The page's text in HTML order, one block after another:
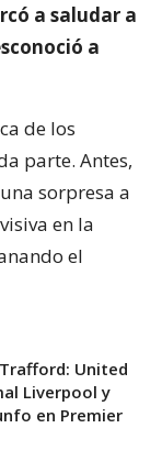
a saludar a
a
de los
parte. Antes,
sorpresa a
en la
el
United
Liverpool y
en Premier